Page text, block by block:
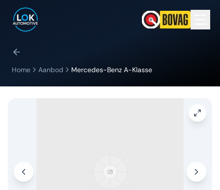
Home Aanbod Mercedes-Benz A-Klasse